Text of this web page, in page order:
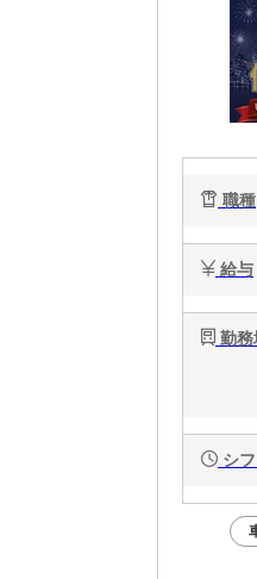
職種
給与
勤務
シフ